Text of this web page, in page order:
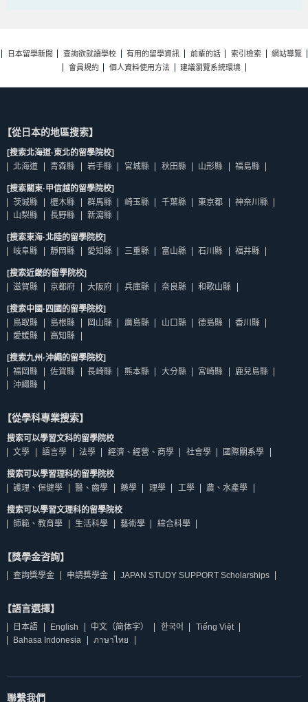
日本留學新聞 查詢欲就讀學校 有用的留學資訊 前輩的話 索引檢索
網站導覽
會員規約
個人資料使用方法 建議瀏覽系統環境
【從日本的地區搜索】
[搜索北海道·東北的留學院校]
北海道
青森縣 岩手縣 宮城縣 秋田縣 山形縣 福島縣
[搜索關東·甲信越的留學院校]
茨城縣
櫪木縣 群馬縣 崎玉縣 千葉縣 東京都
神奈川縣
山梨縣
長野縣 新瀉縣
[搜索東海·北陸的留學院校]
岐阜縣
靜岡縣 愛知縣 三重縣 富山縣 石川縣 福井縣
[搜索近畿的留學院校]
滋賀縣
京都府 大阪府 兵庫縣 奈良縣 和歌山縣
[搜索中國·四國的留學院校]
鳥取縣
島根縣 岡山縣 廣島縣 山口縣 德島縣
香川縣
愛媛縣
高知縣
[搜索九州·沖繩的留學院校]
福岡縣
佐賀縣 長崎縣 熊本縣 大分縣 宮崎縣
鹿兒島縣
沖繩縣
【從學科專業搜索】
搜索可以學習文科的留學院校
文學
語言學 法學 經濟、經營、商學 社會學 國際關系學
搜索可以學習理科的留學院校
護理、保健學
醫、齒學 藥學 理學 工學 農、水產學
搜索可以學習文理科的留學院校
師範、教育學
生活科學 藝術學 綜合科學
【獎學金咨詢】
查詢獎學金 申請獎學金 JAPAN STUDY SUPPORT Scholarships
【語言選擇】
日本語 English 中文（简体字） 한국어
Tiếng Việt
Bahasa Indonesia
ภาษาไทย
聯繫我們